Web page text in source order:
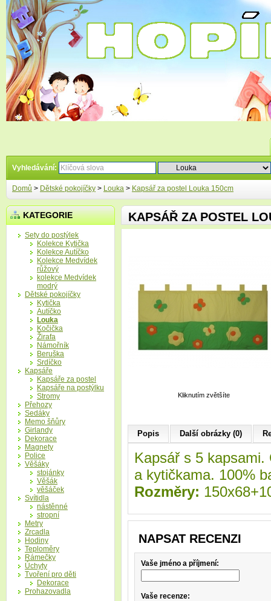
Vyhledávání:
Domů > Dětské pokojíčky > Louka > Kapsář za postel Louka 150cm
KATEGORIE
Sety do postýlek
Kolekce Kytička
Kolekce Autíčko
Kolekce Medvídek
růžový
kolekce Medvídek
modrý
Dětské pokojíčky
Kytička
Autíčko
Louka
Kočička
Žirafa
Námořník
Beruška
Srdíčko
Kapsáře
Kapsáře za postel
Kapsáře na postýlku
Stromy
Přehozy
Sedáky
Memo šňůry
Girlandy
Dekorace
Magnety
Police
Věšáky
stojánky
Věšák
věšáček
Svítidla
nástěnné
stropní
Metry
Zrcadla
Hodiny
Teploměry
Rámečky
Úchyty
Tvoření pro děti
Dekorace
Prohazovadla
KAPSÁŘ ZA POSTEL
Kliknutím zvětšíte
Popis Další obrázky (0)
Kapsář s 5
a kytičkama. 100%
Rozměry:
NAPSAT RECENZI
Vaše jméno a příjmení:
Vaše recenze: